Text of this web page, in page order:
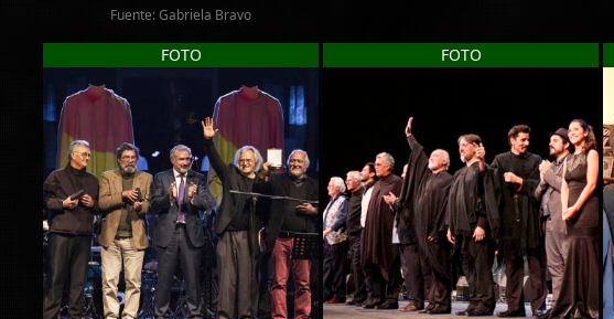
Fuente: Gabriela Bravo
FOTO FOTO